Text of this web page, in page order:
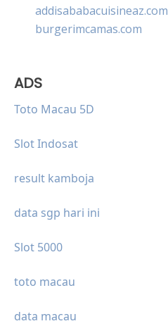
addisababacuisineaz.com
burgerimcamas.com
ADS
Toto Macau 5D
Slot Indosat
result kamboja
data sgp hari ini
Slot 5000
toto macau
data macau